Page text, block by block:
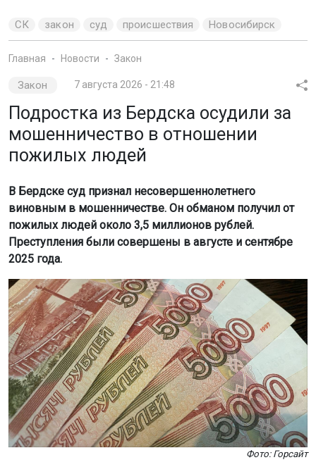
СК закон суд происшествия Новосибирск
Главная Новости Закон
Закон 7 августа 2026 - 21:48
Подростка из Бердска осудили за
мошенничество в отношении
пожилых людей
В Бердске суд признал несовершеннолетнего
виновным в мошенничестве. Он обманом получил от
пожилых людей около 3,5 миллионов рублей.
Преступления были совершены в августе и сентябре
2025 года.
Фото: Горсайт